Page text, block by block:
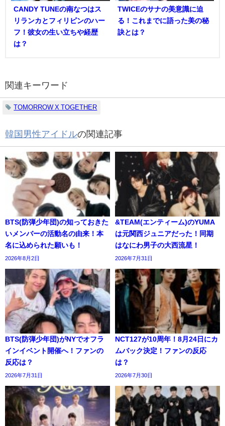
CANDY TUNEの南なつはス
リランカとフィリピンのハー
フ！彼女の生い立ちや経歴
は？
TWICEのサナの美意識に迫
る！これまでに語った美の秘
訣とは？
関連キーワード
TOMORROW X TOGETHER
韓国男性アイドルの関連記事
BTS(防弾少年団)の知っておきた
いメンバーの活動名の由来！本
名に込められた願いも！
2026年8月2日
&TEAM(エンティーム)のYUMA
は元関西ジュニアだった！同期
はなにわ男子の大西流星！
2026年7月31日
BTS(防弾少年団)がNYでオフラ
インイベント開催へ！ファンの
反応は？
2026年7月31日
NCT127が10周年！8月24日にカ
ムバック決定！ファンの反応
は？
2026年7月30日